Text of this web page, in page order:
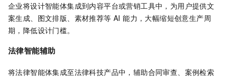
企业将设计智能体集成到内容平台或营销工具中，为用户提供文
案生成、图文排版、素材推荐等 AI 能力，大幅缩短创意生产周
期，降低设计门槛。
法律智能辅助
将法律智能体集成至法律科技产品中，辅助合同审查、案例检索